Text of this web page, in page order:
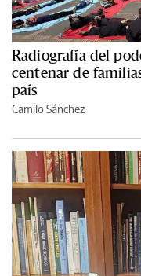
Radiografía del
centenar de
país
Camilo Sánchez